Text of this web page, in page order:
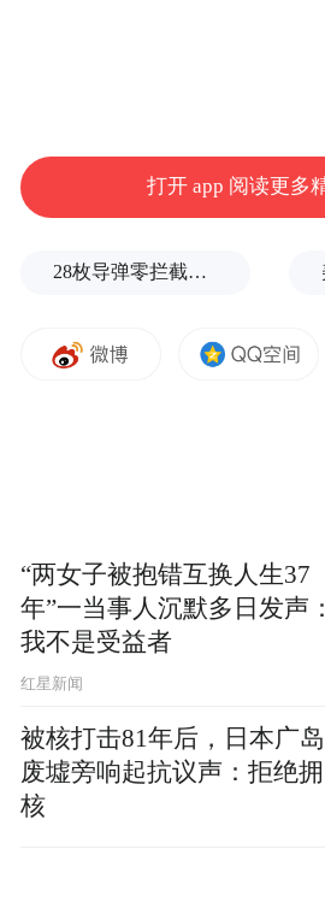
打开 app 阅读更多
28枚导弹零拦截！基辅防空失灵，西方靠不住了
“两女子被抱错互换人生37
年”一当事人沉默多日发声：
我不是受益者
红星新闻
被核打击81年后，日本广岛
废墟旁响起抗议声：拒绝拥
核